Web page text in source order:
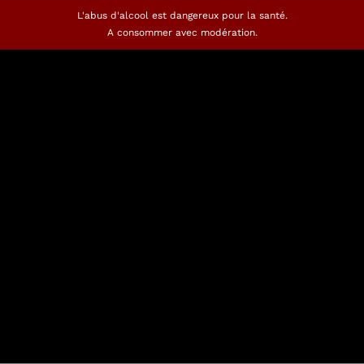
L'abus d'alcool est dangereux pour la santé.
A consommer avec modération.